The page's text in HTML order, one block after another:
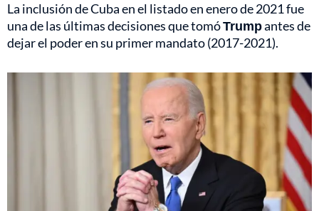
La inclusión de Cuba en el listado en enero de 2021 fue
una de las últimas decisiones que tomóTrumpantes de
dejar el poder en su primer mandato (2017-2021).